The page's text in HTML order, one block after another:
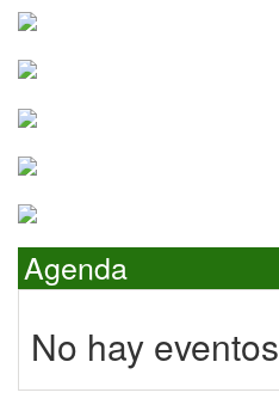
Agenda
No hay eventos